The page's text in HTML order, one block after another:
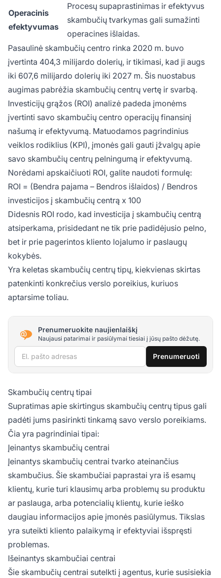
Operacinis
efektyvumas
Procesų supaprastinimas ir efektyvus
skambučių tvarkymas gali sumažinti
operacines išlaidas.
Pasaulinė skambučių centro rinka 2020 m. buvo
įvertinta 404,3 milijardo dolerių, ir tikimasi, kad ji augs
iki 607,6 milijardo dolerių iki 2027 m. Šis nuostabus
augimas pabrėžia skambučių centrų vertę ir svarbą.
Investicijų grąžos (ROI) analizė padeda įmonėms
įvertinti savo skambučių centro operacijų finansinį
našumą ir efektyvumą. Matuodamos pagrindinius
veiklos rodiklius (KPI), įmonės gali gauti įžvalgų apie
savo skambučių centrų pelningumą ir efektyvumą.
Norėdami apskaičiuoti ROI, galite naudoti formulę:
ROI = (Bendra pajama – Bendros išlaidos) / Bendros
investicijos į skambučių centrą x 100
Didesnis ROI rodo, kad investicija į skambučių centrą
atsiperkama, prisidedant ne tik prie padidėjusio pelno,
bet ir prie pagerintos kliento lojalumo ir paslaugų
kokybės.
Yra keletas skambučių centrų tipų, kiekvienas skirtas
patenkinti konkrečius verslo poreikius, kuriuos
aptarsime toliau.
Prenumeruokite naujienlaiškį
Naujausi patarimai ir pasiūlymai tiesiai į jūsų pašto dėžutę.
El. pašto adresas Prenumeruoti
Skambučių centrų tipai
Supratimas apie skirtingus skambučių centrų tipus gali
padėti jums pasirinkti tinkamą savo verslo poreikiams.
Čia yra pagrindiniai tipai:
Įeinantys skambučių centrai
Įeinantys skambučių centrai tvarko ateinančius
skambučius. Šie skambučiai paprastai yra iš esamų
klientų, kurie turi klausimų arba problemų su produktu
ar paslauga, arba potencialių klientų, kurie ieško
daugiau informacijos apie įmonės pasiūlymus. Tikslas
yra suteikti kliento palaikymą ir efektyviai išspręsti
problemas.
Išeinantys skambučiai centrai
Šie skambučių centrai sutelkti į agentus, kurie susisiekia